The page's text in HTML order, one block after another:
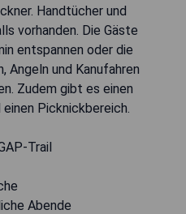
Handtücher und
vorhanden. Die Gäste
entspannen oder die
Angeln und Kanufahren
Zudem gibt es einen
Picknickbereich.
Trail
Abende